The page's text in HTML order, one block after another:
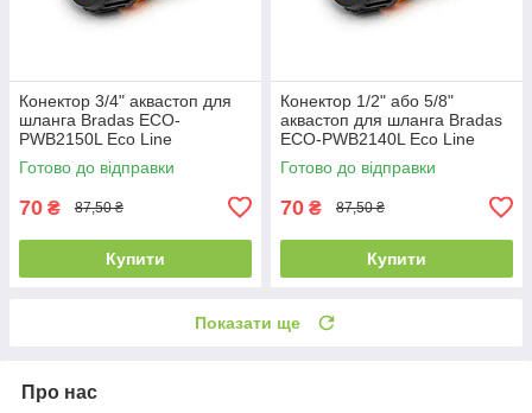
Конектор 3/4" аквастоп для
шланга Bradas ECO-
PWB2150L Eco Line
Готово до відправки
70 ₴ 87,50 ₴
Купити
Конектор 1/2" або 5/8"
аквастоп для шланга Bradas
ECO-PWB2140L Eco Line
Готово до відправки
70 ₴ 87,50 ₴
Купити
Показати ще
Про нас